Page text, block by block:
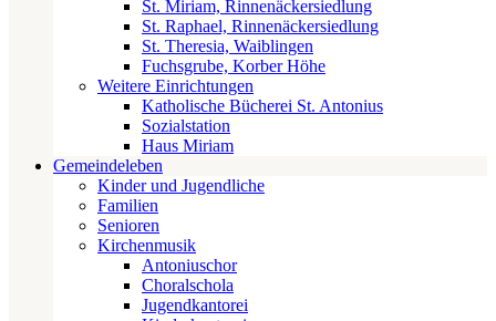
St. Miriam, Rinnenäckersiedlung
St. Raphael, Rinnenäckersiedlung
St. Theresia, Waiblingen
Fuchsgrube, Korber Höhe
Weitere Einrichtungen
Katholische Bücherei St. Antonius
Sozialstation
Haus Miriam
Gemeindeleben
Kinder und Jugendliche
Familien
Senioren
Kirchenmusik
Antoniuschor
Choralschola
Jugendkantorei